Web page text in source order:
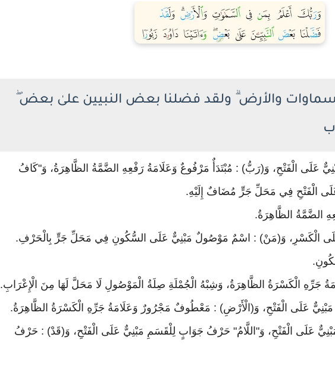
والأرض ۗ ولقد فضلنا بعض النبيين علىٰ بعض
عَلَى الْفَتْحِ، وَ(رَبُّ) : مُبْتَدَأٌ مَرْفُوعٌ وَعَلَامَةُ رَفْعِهِ الضَّمَّةُ الظَّاهِرَةُ، وَ"كَافُ
الْفَتْحِ فِي مَحَلِّ جَرٍّ مُضَافٌ إِلَيْهِ.
الضَّمَّةُ الظَّاهِرَةُ.
الْكَسْرِ، وَ(مَنْ) : اسْمٌ مَوْصُولٌ مَبْنِيٌّ عَلَى السُّكُونِ فِي مَحَلِّ جَرٍّ بِالْحَرْفِ.
جَرِّهِ الْكَسْرَةُ الظَّاهِرَةُ، وَشِبْهُ الْجُمْلَةِ صِلَةُ الْمَوْصُولِ لَا مَحَلَّ لَهَا مِنَ الْإِعْرَابِ.
عَلَى الْفَتْحِ، وَ(الْأَرْضِ) : مَعْطُوفٌ مَجْرُورٌ وَعَلَامَةُ جَرِّهِ الْكَسْرَةُ الظَّاهِرَةُ.
عَلَى الْفَتْحِ، وَ"اللَّامُ" حَرْفُ جَوَابٍ لِلْقَسَمِ مَبْنِيٌّ عَلَى الْفَتْحِ، وَ(قَدْ) : حَرْفُ